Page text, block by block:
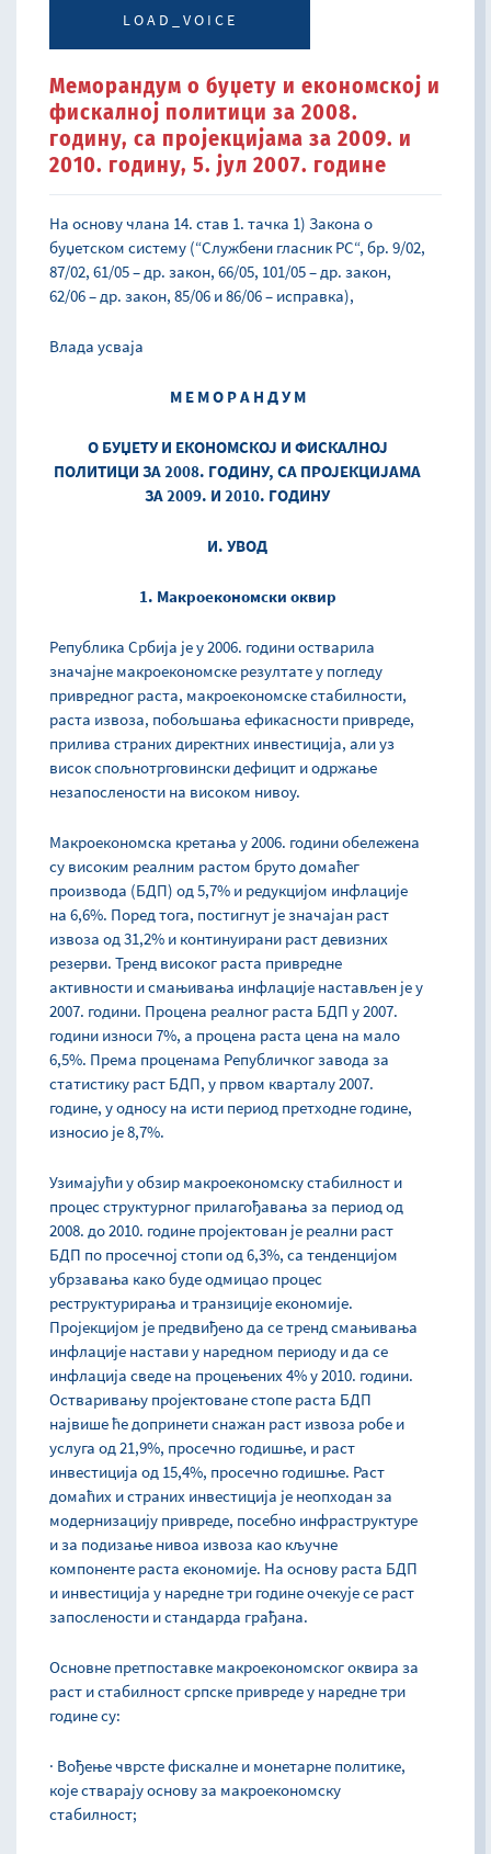
LOAD_VOICE
Меморандум о буџету и економској и
фискалној политици за 2008.
годину, са пројекцијама за 2009. и
2010. годину, 5. јул 2007. године
На основу члана 14. став 1. тачка 1) Закона о
буџетском систему (“Службени гласник РС“, бр. 9/02,
87/02, 61/05 – др. закон, 66/05, 101/05 – др. закон,
62/06 – др. закон, 85/06 и 86/06 – исправка),
Влада усваја
М Е М О Р А Н Д У М
О БУЏЕТУ И ЕКОНОМСКОЈ И ФИСКАЛНОЈ
ПОЛИТИЦИ ЗА 2008. ГОДИНУ, СА ПРОЈЕКЦИЈАМА
ЗА 2009. И 2010. ГОДИНУ
И. УВОД
1. Макроекономски оквир
Република Србија је у 2006. години остварила
значајне макроекономске резултате у погледу
привредног раста, макроекономске стабилности,
раста извоза, побољшања ефикасности привреде,
прилива страних директних инвестиција, али уз
висок спољнотрговински дефицит и одржање
незапослености на високом нивоу.
Макроекономска кретања у 2006. години обележена
су високим реалним растом бруто домаћег
производа (БДП) од 5,7% и редукцијом инфлације
на 6,6%. Поред тога, постигнут је значајан раст
извоза од 31,2% и континуирани раст девизних
резерви. Тренд високог раста привредне
активности и смањивања инфлације настављен је у
2007. години. Процена реалног раста БДП у 2007.
години износи 7%, а процена раста цена на мало
6,5%. Према проценама Републичког завода за
статистику раст БДП, у првом кварталу 2007.
године, у односу на исти период претходне године,
износио је 8,7%.
Узимајући у обзир макроекономску стабилност и
процес структурног прилагођавања за период од
2008. до 2010. године пројектован је реални раст
БДП по просечној стопи од 6,3%, са тенденцијом
убрзавања како буде одмицао процес
реструктурирања и транзиције економије.
Пројекцијом је предвиђено да се тренд смањивања
инфлације настави у наредном периоду и да се
инфлација сведе на процењених 4% у 2010. години.
Остваривању пројектоване стопе раста БДП
највише ће допринети снажан раст извоза робе и
услуга од 21,9%, просечно годишње, и раст
инвестиција од 15,4%, просечно годишње. Раст
домаћих и страних инвестиција је неопходан за
модернизацију привреде, посебно инфраструктуре
и за подизање нивоа извоза као кључне
компоненте раста економије. На основу раста БДП
и инвестиција у наредне три године очекује се раст
запослености и стандарда грађана.
Основне претпоставке макроекономског оквира за
раст и стабилност српске привреде у наредне три
године су:
· Вођење чврсте фискалне и монетарне политике,
које стварају основу за макроекономску
стабилност;